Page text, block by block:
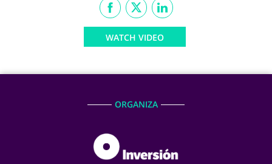
WATCH VIDEO
ORGANIZA